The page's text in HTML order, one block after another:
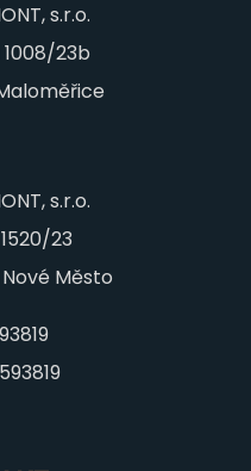
s.r.o.
23b
s.r.o.
23
Nové Město